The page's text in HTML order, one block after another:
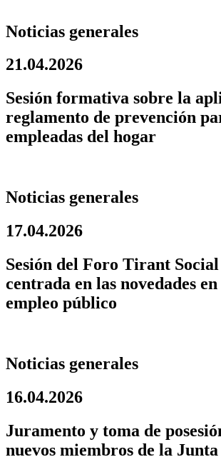
Noticias generales
21.04.2026
Sesión formativa sobre la
reglamento de prevención
empleadas del hogar
Noticias generales
17.04.2026
Sesión del Foro Tirant
centrada en las novedades
empleo público
Noticias generales
16.04.2026
Juramento y toma de
nuevos miembros de la